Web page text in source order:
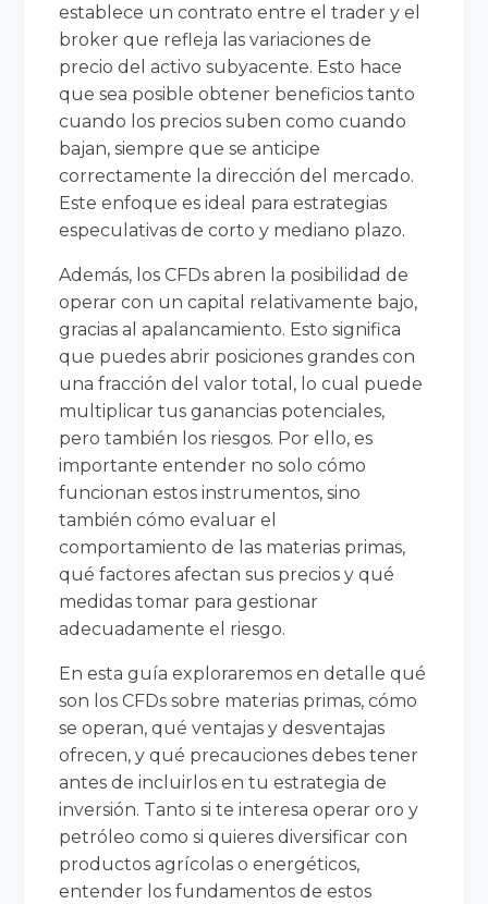
establece un contrato entre el trader y el
broker que refleja las variaciones de
precio del activo subyacente. Esto hace
que sea posible obtener beneficios tanto
cuando los precios suben como cuando
bajan, siempre que se anticipe
correctamente la dirección del mercado.
Este enfoque es ideal para estrategias
especulativas de corto y mediano plazo.
Además, los CFDs abren la posibilidad de
operar con un capital relativamente bajo,
gracias al apalancamiento. Esto significa
que puedes abrir posiciones grandes con
una fracción del valor total, lo cual puede
multiplicar tus ganancias potenciales,
pero también los riesgos. Por ello, es
importante entender no solo cómo
funcionan estos instrumentos, sino
también cómo evaluar el
comportamiento de las materias primas,
qué factores afectan sus precios y qué
medidas tomar para gestionar
adecuadamente el riesgo.
En esta guía exploraremos en detalle qué
son los CFDs sobre materias primas, cómo
se operan, qué ventajas y desventajas
ofrecen, y qué precauciones debes tener
antes de incluirlos en tu estrategia de
inversión. Tanto si te interesa operar oro y
petróleo como si quieres diversificar con
productos agrícolas o energéticos,
entender los fundamentos de estos